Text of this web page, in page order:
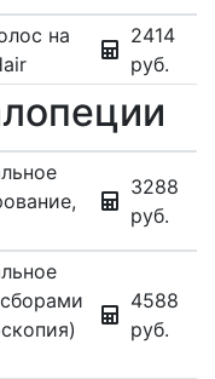
на
2414
руб.
3288
руб.
4588
руб.